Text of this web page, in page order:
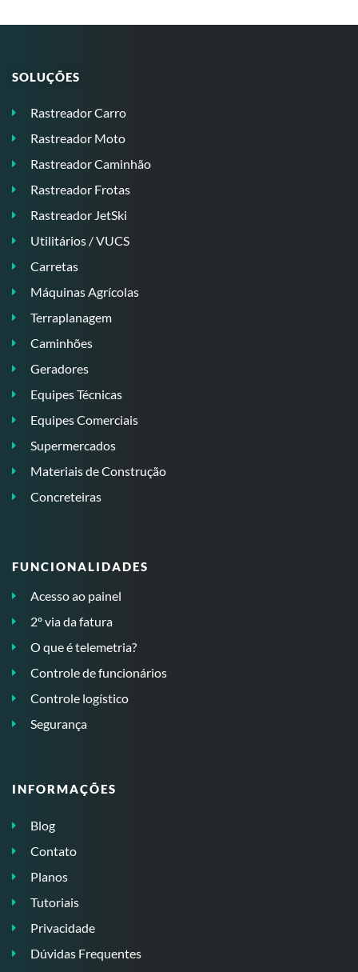
SOLUÇÕES
Rastreador Carro
Rastreador Moto
Rastreador Caminhão
Rastreador Frotas
Rastreador JetSki
Utilitários / VUCS
Carretas
Máquinas Agrícolas
Terraplanagem
Caminhões
Geradores
Equipes Técnicas
Equipes Comerciais
Supermercados
Materiais de Construção
Concreteiras
FUNCIONALIDADES
Acesso ao painel
2º via da fatura
O que é telemetria?
Controle de funcionários
Controle logístico
Segurança
INFORMAÇÕES
Blog
Contato
Planos
Tutoriais
Privacidade
Dúvidas Frequentes